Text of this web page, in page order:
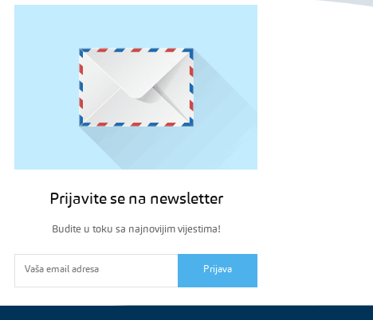
Prijavite se na newsletter
Budite u toku sa najnovijim vijestima!
Prijava